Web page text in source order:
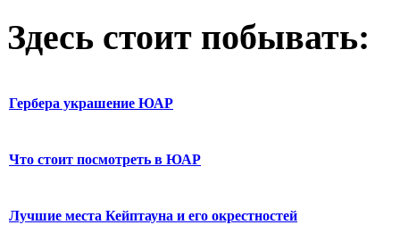
Здесь стоит побывать:
Гербера украшение ЮАР
Что стоит посмотреть в ЮАР
Лучшие места Кейптауна и его окрестностей